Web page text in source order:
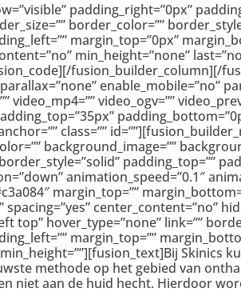
padding_right=”0px”
border_color=””
margin_top=”0px”
min_height=”none”
enable_mobile=”no”
video_ogv=””
class=””
background_image=””
padding_top=””
animation_speed=”0.1″
margin_top=””
center_content=”no”
hover_type=”none” link=””
margin_top=””
min_height=””][fusion_text]Bij
methode op het gebied van
niet aan de huid hecht. Hierdoor